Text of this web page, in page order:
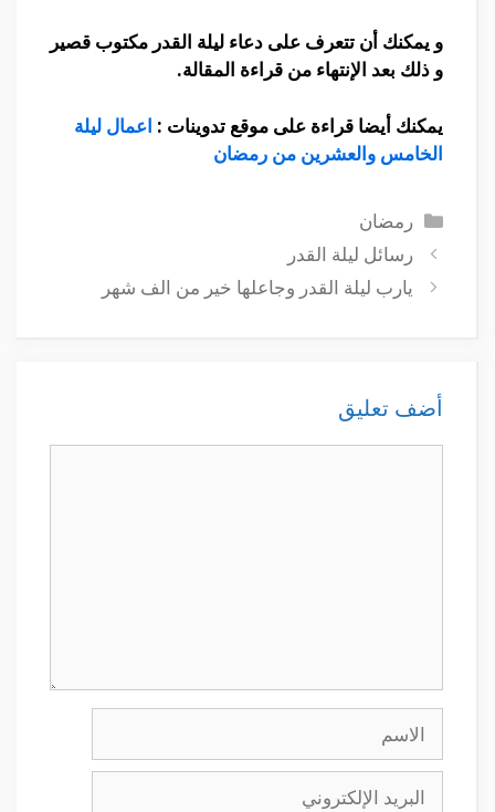
و يمكنك أن تتعرف على دعاء ليلة القدر مكتوب قصير
و ذلك بعد الإنتهاء من قراءة المقالة.
يمكنك أيضا قراءة على موقع تدوينات : اعمال ليلة
الخامس والعشرين من رمضان
التصنيفات
رمضان
رسائل ليلة القدر
يارب ليلة القدر وجاعلها خير من الف شهر
أضف تعليق